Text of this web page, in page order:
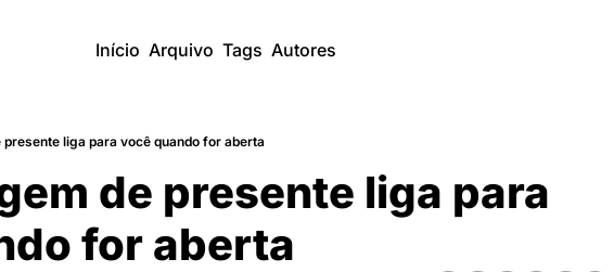
Início Arquivo Tags Autores
presente liga para você quando for aberta
de presente liga para
for aberta